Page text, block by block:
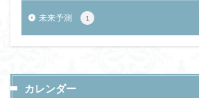
未来予測 1
カレンダー